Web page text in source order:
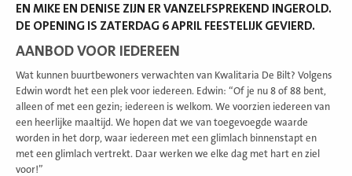
EN MIKE EN DENISE ZIJN ER VANZELFSPREKEND INGEROLD.
DE OPENING IS ZATERDAG 6 APRIL FEESTELIJK GEVIERD.
AANBOD VOOR IEDEREEN
Wat kunnen buurtbewoners verwachten van Kwalitaria De Bilt? Volgens
Edwin wordt het een plek voor iedereen. Edwin: “Of je nu 8 of 88 bent,
alleen of met een gezin; iedereen is welkom. We voorzien iedereen van
een heerlijke maaltijd. We hopen dat we van toegevoegde waarde
worden in het dorp, waar iedereen met een glimlach binnenstapt en
met een glimlach vertrekt. Daar werken we elke dag met hart en ziel
voor!”